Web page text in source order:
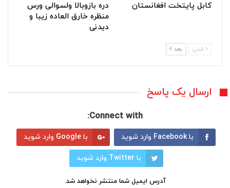
کابل پایتخت افغانستان
دره بازوبالا ولسوالی ورس
منظره خارق العاده زیبا و
دیدنی
قبلی بعد
ارسال یک پاسخ
Connect with:
با Facebook وارد شوید با Google وارد شوید
با Twitter وارد شوید
آدرس ایمیل شما منتشر نخواهد شد.